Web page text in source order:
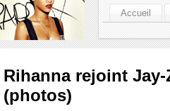
Accueil
Rihanna rejoint
(photos)